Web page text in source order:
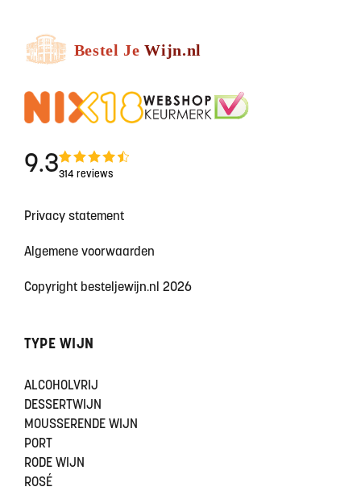
9.3314 reviews
Privacy statement
Algemene voorwaarden
Copyright besteljewijn.nl 2026
TYPE WIJN
ALCOHOLVRIJ
DESSERTWIJN
MOUSSERENDE WIJN
PORT
RODE WIJN
ROSÉ